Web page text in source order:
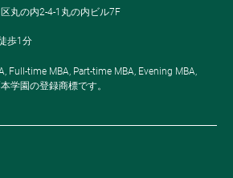
丸の内2-4-1丸の内ビル7F
歩1分
Full-time MBA, Part-time MBA, Evening MBA,
学園の登録商標です。